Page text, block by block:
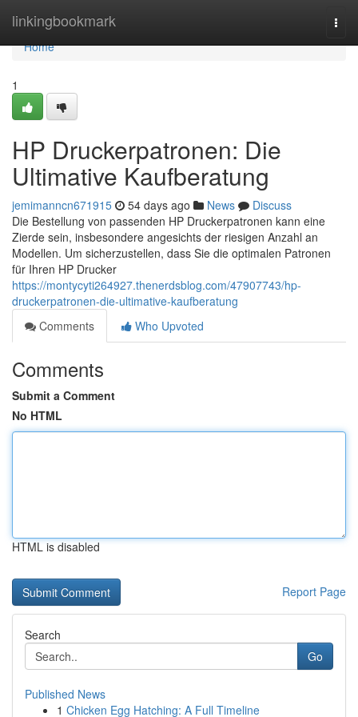
linkingbookmark
Home
Home
1
HP Druckerpatronen: Die
Ultimative Kaufberatung
jemimanncn671915 54 days ago News
Discuss
Die Bestellung von passenden HP Druckerpatronen kann eine
Zierde sein, insbesondere angesichts der riesigen Anzahl an
Modellen. Um sicherzustellen, dass Sie die optimalen Patronen
für Ihren HP Drucker
https://montycyti264927.thenerdsblog.com/47907743/hp-
druckerpatronen-die-ultimative-kaufberatung
Comments
Who Upvoted
Comments
Submit a Comment
No HTML
HTML is disabled
Report Page
Search
Go
Published News
1 Chicken Egg Hatching: A Full Timeline